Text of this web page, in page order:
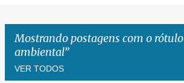
Mostrando postagens com o rótulo
ambiental
VER TODOS